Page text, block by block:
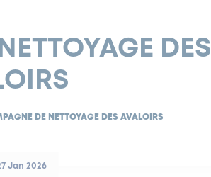
DES
DE NETTOYAGE DES AVALOIRS
Jan 2026